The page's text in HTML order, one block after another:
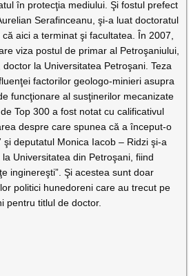
în protecţia mediului. Şi fostul prefect
Serafinceanu, şi-a luat doctoratul
aici a terminat şi facultatea. În 2007,
viza postul de primar al Petroşaniului,
la Universitatea Petroşani. Teza
factorilor geologo-minieri asupra
funcţionare al susţinerilor mecanizate
Top 300 a fost notat cu calificativul
despre care spunea că a început-o
deputatul Monica Iacob – Ridzi şi-a
Universitatea din Petroşani, fiind
inginereşti”. Şi acestea sunt doar
politici hunedoreni care au trecut pe
pentru titlul de doctor.